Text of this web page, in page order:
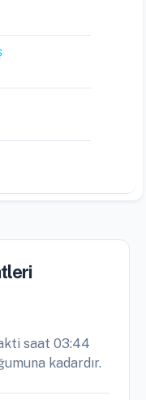
saat 03:44
kadardır.